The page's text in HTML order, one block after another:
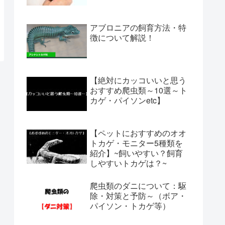
アブロニアの飼育方法・特
徴について解説！
【絶対にカッコいいと思う
おすすめ爬虫類～10選～ト
カゲ・パイソンetc】
【ペットにおすすめのオオ
トカゲ・モニター5種類を
紹介】~飼いやすい？飼育
しやすいトカゲは？~
爬虫類のダニについて：駆
除・対策と予防～（ボア・
パイソン・トカゲ等）